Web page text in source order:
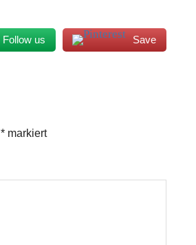
Follow us Save
* markiert